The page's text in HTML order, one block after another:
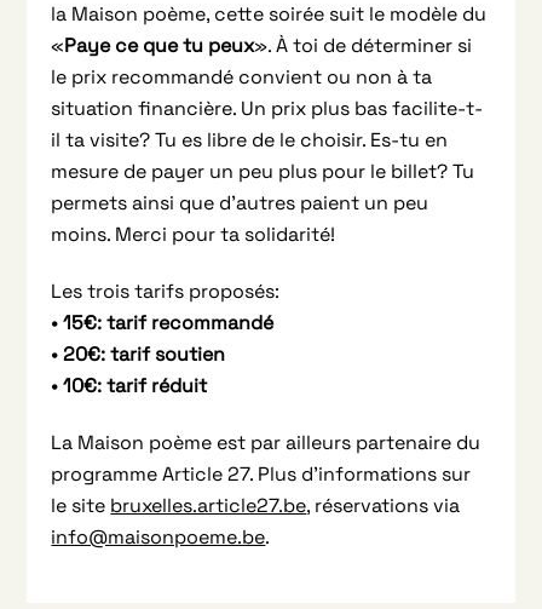
la Maison poème, cette soirée suit le modèle du
«Paye ce que tu peux». À toi de déterminer si
le prix recommandé convient ou non à ta
situation financière. Un prix plus bas facilite-t-
il ta visite? Tu es libre de le choisir. Es-tu en
mesure de payer un peu plus pour le billet? Tu
permets ainsi que d’autres paient un peu
moins. Merci pour ta solidarité!
Les trois tarifs proposés:
• 15€: tarif recommandé
• 20€: tarif soutien
• 10€: tarif réduit
La Maison poème est par ailleurs partenaire du
programme Article 27. Plus d’informations sur
le site bruxelles.article27.be, réservations via
info@maisonpoeme.be.